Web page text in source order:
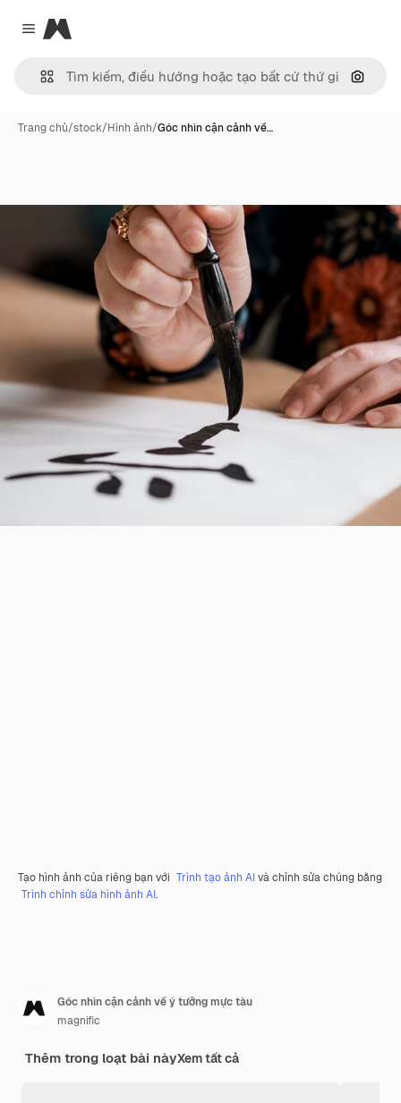
Close menu
Magnific
Tìm
Trang chủ/stock/Hình ảnh/Góc nhìn cận cảnh về…
Tạo hình ảnh của riêng bạn với Trình tạo ảnh AIvà chỉnh sửa chúng bằng
Trình chỉnh sửa hình ảnh AI.
Góc nhìn cận cảnh về ý tưởng mực tàu
magnific
Thêm trong loạt bài nàyXem tất cả